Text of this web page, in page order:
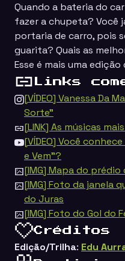
Quando a bateria do
fazer a chupeta? Você
portaria de carro, pois
guarita? Quais as
Esse é mais uma edição
Links
[VÍDEO] Vanessa Da
Sorte"
[LINK] As músicas
[VÍDEO] Você
e Vem"?
[IMG] Mapa do prédio
[IMG] Foto da janela
do Juras
[IMG] Foto do Gol do
Créditos
Edição/Trilha: Edu